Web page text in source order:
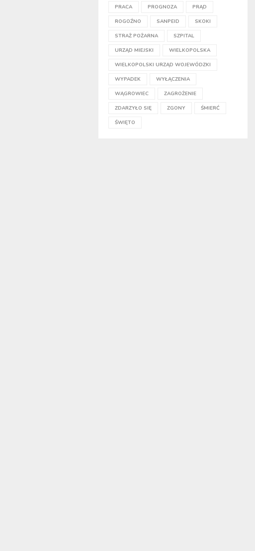
PRACA PROGNOZA PRĄD
ROGOŹNO SANPEID SKOKI
STRAŻ POŻARNA SZPITAL
URZĄD MIEJSKI WIELKOPOLSKA
WIELKOPOLSKI URZĄD WOJEWÓDZKI
WYPADEK WYŁĄCZENIA
WĄGROWIEC ZAGROŻENIE
ZDARZYŁO SIĘ ZGONY ŚMIERĆ
ŚWIĘTO